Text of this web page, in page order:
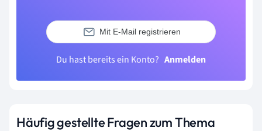
Mit E-Mail registrieren
Du hast bereits ein Konto? Anmelden
Häufig gestellte Fragen zum Thema